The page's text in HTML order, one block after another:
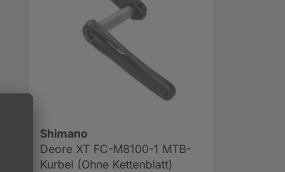
Shimano
Deore XT FC-M8100-1 MTB-
Kurbel (Ohne Kettenblatt)